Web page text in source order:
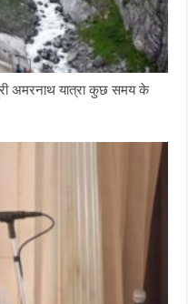
अमरनाथ यात्रा कुछ समय के